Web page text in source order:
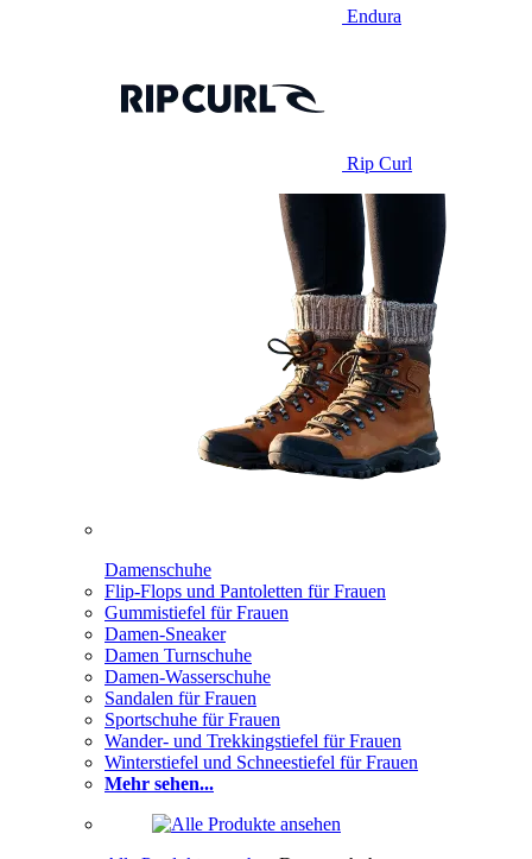
Endura
Rip Curl
Damenschuhe
Flip-Flops und Pantoletten für Frauen
Gummistiefel für Frauen
Damen-Sneaker
Damen Turnschuhe
Damen-Wasserschuhe
Sandalen für Frauen
Sportschuhe für Frauen
Wander- und Trekkingstiefel für Frauen
Winterstiefel und Schneestiefel für Frauen
Mehr sehen...